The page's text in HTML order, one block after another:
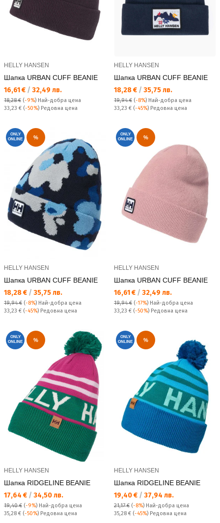
HELLY HANSEN
Шапка URBAN CUFF BEANIE
Текуща цена:
16,61 € / 32,49 лв.
18,28 € (-9%) Най-добра цена
Редовна цена:
33,23 € (-50%) Редовна цена
HELLY HANSEN
Шапка URBAN CUFF BEANIE
Текуща цена:
18,28 € / 35,75 лв.
19,94 € (-8%) Най-добра цена
Редовна цена:
33,23 € (-45%) Редовна цена
ONLY
ONLINE
%
HELLY HANSEN
Шапка URBAN CUFF BEANIE
Текуща цена:
18,28 € / 35,75 лв.
19,94 € (-8%) Най-добра цена
Редовна цена:
33,23 € (-45%) Редовна цена
ONLY
ONLINE
%
HELLY HANSEN
Шапка URBAN CUFF BEANIE
Текуща цена:
16,61 € / 32,49 лв.
19,94 € (-17%) Най-добра цена
Редовна цена:
33,23 € (-50%) Редовна цена
ONLY
ONLINE
%
HELLY HANSEN
Шапка RIDGELINE BEANIE
Текуща цена:
17,64 € / 34,50 лв.
19,40 € (-9%) Най-добра цена
Редовна цена:
35,28 € (-50%) Редовна цена
ONLY
ONLINE
%
HELLY HANSEN
Шапка RIDGELINE BEANIE
Текуща цена:
19,40 € / 37,94 лв.
21,17 € (-8%) Най-добра цена
Редовна цена:
35,28 € (-45%) Редовна цена